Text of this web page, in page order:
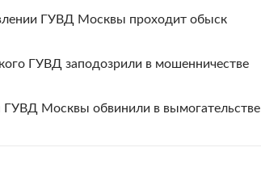
ГУВД Москвы проходит обыск
ГУВД заподозрили в мошенничестве
ГУВД Москвы обвинили в вымогательстве